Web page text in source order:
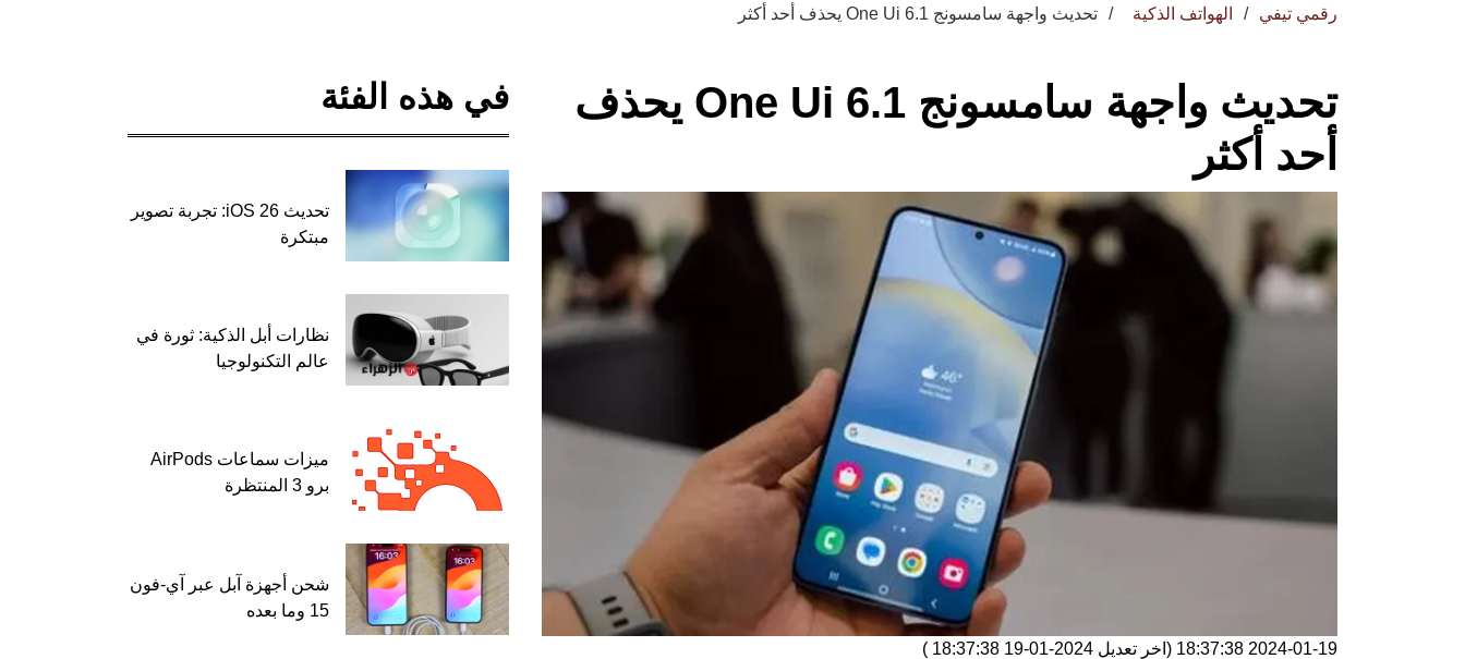
رقمي تيفي الهواتف الذكية تحديث واجهة سامسونج One Ui 6.1 يحذف أحد أكثر
تحديث واجهة سامسونج One Ui 6.1 يحذف
أحد أكثر
2024-01-19 18:37:38 (اخر تعديل 2024-01-19 18:37:38
)
في هذه الفئة
تحديث iOS 26: تجربة تصوير
مبتكرة
نظارات أبل الذكية: ثورة في
عالم التكنولوجيا
ميزات سماعات AirPods
برو 3 المنتظرة
شحن أجهزة آبل عبر آي-فون
15 وما بعده